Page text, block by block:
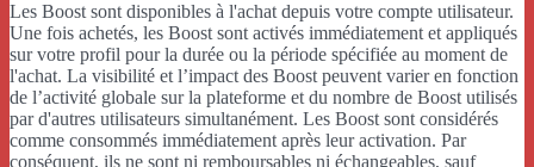
Les Boost sont disponibles à l'achat depuis votre compte utilisateur.
Une fois achetés, les Boost sont activés immédiatement et appliqués
sur votre profil pour la durée ou la période spécifiée au moment de
l'achat. La visibilité et l’impact des Boost peuvent varier en fonction
de l’activité globale sur la plateforme et du nombre de Boost utilisés
par d'autres utilisateurs simultanément. Les Boost sont considérés
comme consommés immédiatement après leur activation. Par
conséquent, ils ne sont ni remboursables ni échangeables, sauf